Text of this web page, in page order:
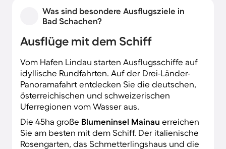
Was sind besondere Ausflugsziele in
Bad Schachen?
Ausflüge mit dem Schiff
Vom Hafen Lindau starten Ausflugsschiffe auf
idyllische Rundfahrten. Auf der Drei-Länder-
Panoramafahrt entdecken Sie die deutschen,
österreichischen und schweizerischen
Uferregionen vom Wasser aus.
Die 45ha große Blumeninsel Mainau erreichen
Sie am besten mit dem Schiff. Der italienische
Rosengarten, das Schmetterlingshaus und die